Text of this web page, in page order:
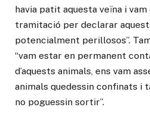
havia patit aquesta veïna i
tramitació per declarar
potencialment perillosos”.
“vam estar en permanent
d’aquests animals, ens vam
animals quedessin confinats i
no poguessin sortir”.